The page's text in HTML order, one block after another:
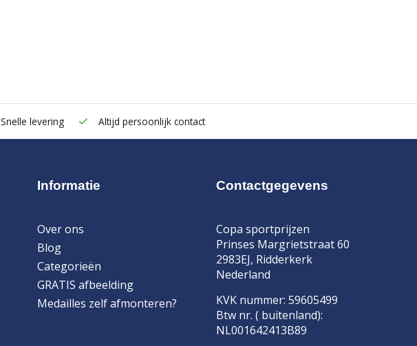
Snelle levering Altijd persoonlijk contact
Informatie
Over ons
Blog
Categorieën
GRATIS afbeelding
Medailles zelf afmonteren?
Contactgegevens
Copa sportprijzen
Prinses Margrietstraat 60
2983EJ, Ridderkerk
Nederland
KVK nummer: 59605499
Btw nr. ( buitenland):
NL001642413B89